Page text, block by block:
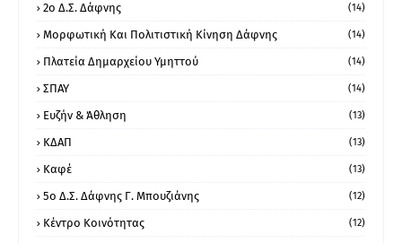
2ο Δ.Σ. Δάφνης (14)
Μορφωτική Και Πολιτιστική Κίνηση Δάφνης (14)
Πλατεία Δημαρχείου Υμηττού (14)
ΣΠΑΥ (14)
Ευζήν & Άθληση (13)
ΚΔΑΠ (13)
Καφέ (13)
5ο Δ.Σ. Δάφνης Γ. Μπουζιάνης (12)
Κέντρο Κοινότητας (12)